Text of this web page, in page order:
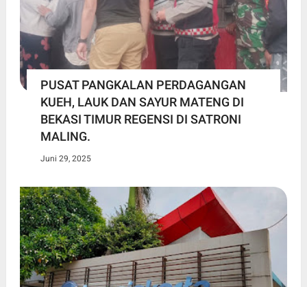
PUSAT PANGKALAN PERDAGANGAN
KUEH, LAUK DAN SAYUR MATENG DI
BEKASI TIMUR REGENSI DI SATRONI
MALING.
Juni 29, 2025